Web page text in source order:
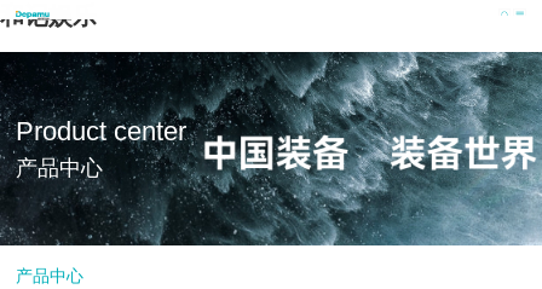
和记娱乐
Product center
产品中心
产品中心